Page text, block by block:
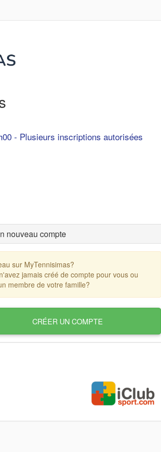
- Plusieurs inscriptions autorisées
nouveau compte
sur MyTennisimas?
jamais créé de compte pour vous ou
membre de votre famille?
CRÉER UN COMPTE